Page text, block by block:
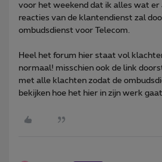
voor het weekend dat ik alles wat er
reacties van de klantendienst zal
ombudsdienst voor Telecom.
Heel het forum hier staat vol
normaal! misschien ook de link
met alle klachten zodat de
bekijken hoe het hier in zijn werk